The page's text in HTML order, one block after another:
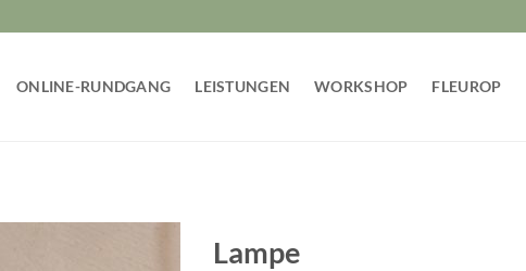
ONLINE-RUNDGANG LEISTUNGEN WORKSHOP FLEUROP
Lampe